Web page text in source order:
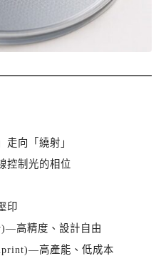
走向「繞射」
控制光的相位
印
高精度、設計自由
高產能、低成本